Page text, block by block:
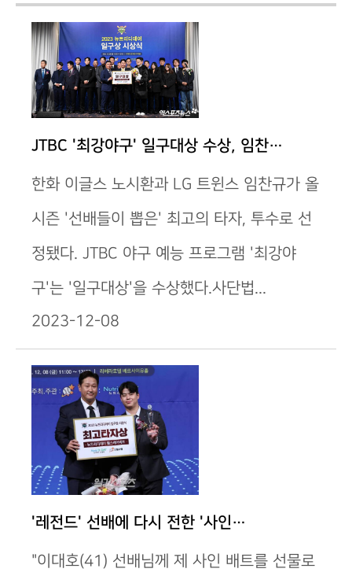
JTBC '최강야구' 일구대상 수상, 임찬…
한화 이글스 노시환과 LG 트윈스 임찬규가 올
시즌 '선배들이 뽑은' 최고의 타자, 투수로 선
정됐다. JTBC 야구 예능 프로그램 '최강야
구'는 '일구대상'을 수상했다.사단법...
2023-12-08
'레전드' 선배에 다시 전한 '사인…
"이대호(41) 선배님께 제 사인 배트를 선물로